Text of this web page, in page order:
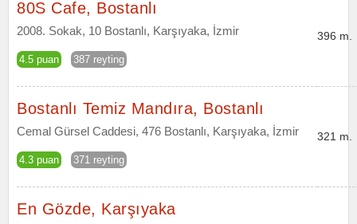
80S Cafe, Bostanlı
2008. Sokak, 10 Bostanlı, Karşıyaka, İzmir
4.5 puan 387 reyting
396 m.
Bostanlı Temiz Mandıra, Bostanlı
Cemal Gürsel Caddesi, 476 Bostanlı, Karşıyaka, İzmir
4.3 puan 371 reyting
321 m.
En Gözde, Karşıyaka